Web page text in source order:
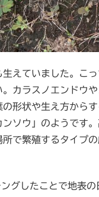
えていました。こ
カラスノエンドウ
形状や生え方から
ンソウ」のようです
所で繁殖するタイプ
グしたことで地表の